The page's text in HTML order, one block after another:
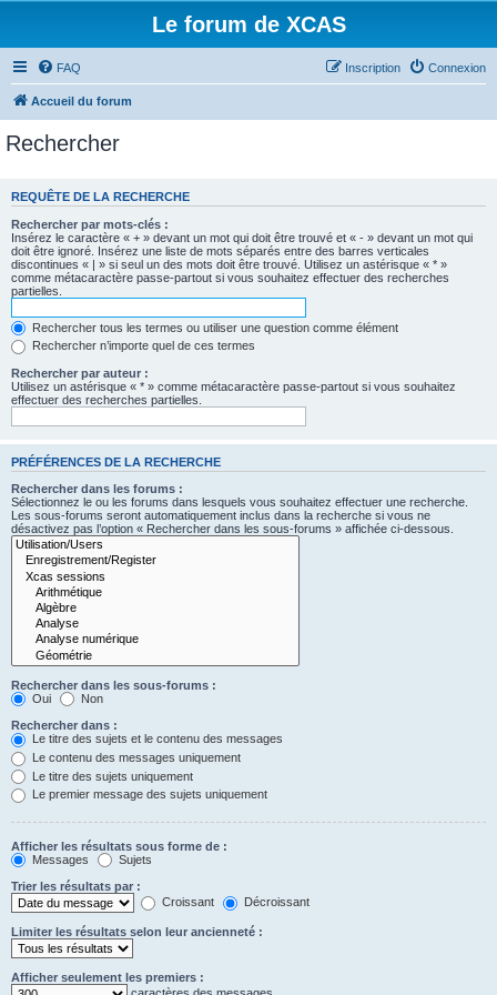
Le forum de XCAS
FAQ Connexion
Inscription
Accueil du forum
Rechercher
REQUÊTE DE LA RECHERCHE
Rechercher par mots-clés :
Insérez le caractère « + » devant un mot qui doit être trouvé et « - » devant un mot qui
doit être ignoré. Insérez une liste de mots séparés entre des barres verticales
discontinues « | » si seul un des mots doit être trouvé. Utilisez un astérisque « * »
comme métacaractère passe-partout si vous souhaitez effectuer des recherches
partielles.
Rechercher tous les termes ou utiliser une question comme élément
Rechercher n’importe quel de ces termes
Rechercher par auteur :
Utilisez un astérisque « * » comme métacaractère passe-partout si vous souhaitez
effectuer des recherches partielles.
PRÉFÉRENCES DE LA RECHERCHE
Rechercher dans les forums :
Sélectionnez le ou les forums dans lesquels vous souhaitez effectuer une recherche.
Les sous-forums seront automatiquement inclus dans la recherche si vous ne
désactivez pas l’option « Rechercher dans les sous-forums » affichée ci-dessous.
Rechercher dans les sous-forums :
Oui
Non
Rechercher dans :
Le titre des sujets et le contenu des messages
Le contenu des messages uniquement
Le titre des sujets uniquement
Le premier message des sujets uniquement
Afficher les résultats sous forme de :
Messages
Sujets
Trier les résultats par :
Croissant
Décroissant
Limiter les résultats selon leur ancienneté :
Afficher seulement les premiers :